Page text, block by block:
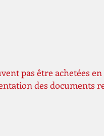
pas être achetées
des documents